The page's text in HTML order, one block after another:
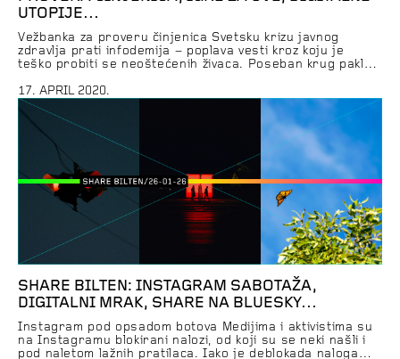
UTOPIJE…
Vežbanka za proveru činjenica Svetsku krizu javnog
zdravlja prati infodemija – poplava vesti kroz koju je
teško probiti se neoštećenih živaca. Poseban krug pakla
poplava uobičajeno izbacuje na površinu. Trenirajte
veštine brze eliminacije budalaština u par lakih koraka.
Hajde da se igramo Igranje video igara sa […]
17. APRIL 2020.
SHARE BILTEN: INSTAGRAM SABOTAŽA,
DIGITALNI MRAK, SHARE NA BLUESKY…
Instagram pod opsadom botova Medijima i aktivistima su
na Instagramu blokirani nalozi, od koji su se neki našli i
pod naletom lažnih pratilaca. Iako je deblokada naloga